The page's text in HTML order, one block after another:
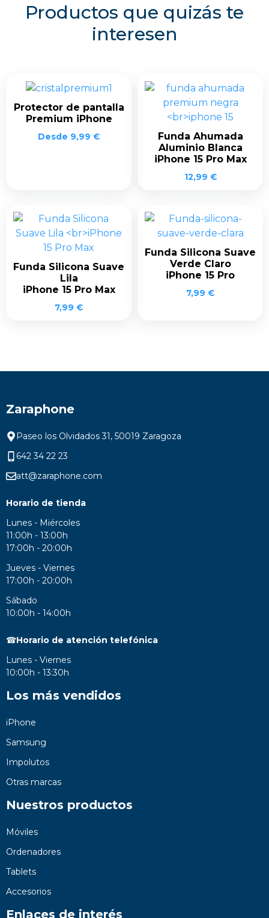
Productos que quizás te
interesen
Protector de pantalla
Premium iPhone
Desde 9,99 €
Funda Ahumada
Aluminio Blanca
iPhone 15 Pro Max
12,99 €
Funda Silicona Suave
Lila
iPhone 15 Pro Max
7,99 €
Funda Silicona Suave
Verde Claro
iPhone 15 Pro
7,99 €
Zaraphone
Paseo los Olvidados 31, 50019 Zaragoza
642 34 22 23
att@zaraphone.com
Horario de tienda
Lunes - Miércoles
11:00h - 13:00h
17:00h - 20:00h
Jueves - Viernes
17:00h - 20:00h
Sábado
10:00h - 14:00h
☎Horario de atención telefónica
Lunes - Viernes
10:00h - 13:30h
Los más vendidos
iPhone
Samsung
Impolutos
Otras marcas
Nuestros productos
Móviles
Ordenadores
Tablets
Accesorios
Enlaces de interés